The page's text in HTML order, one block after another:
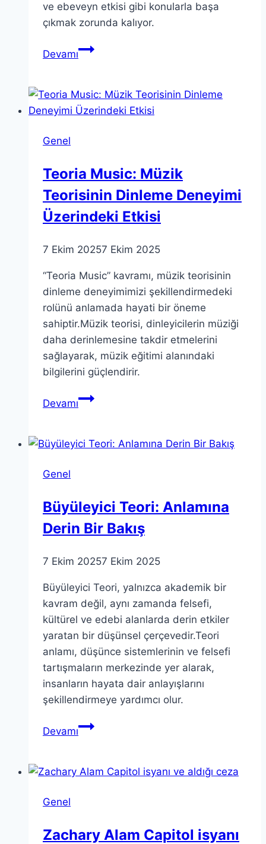
ve ebeveyn etkisi gibi konularla başa
çıkmak zorunda kalıyor.
DevamıÖğretmenlerin
ve
Bilim
Genel
Teoria Music: Müzik
Teorisinin Dinleme Deneyimi
Üzerindeki Etkisi
7 Ekim 20257 Ekim 2025
“Teoria Music” kavramı, müzik teorisinin
dinleme deneyimimizi şekillendirmedeki
rolünü anlamada hayati bir öneme
sahiptir.Müzik teorisi, dinleyicilerin müziği
daha derinlemesine takdir etmelerini
sağlayarak, müzik eğitimi alanındaki
bilgilerini güçlendirir.
DevamıTeoria
Teorisinin
Etkisi
Genel
Büyüleyici Teori: Anlamına
Derin Bir Bakış
7 Ekim 20257 Ekim 2025
Büyüleyici Teori, yalnızca akademik bir
kavram değil, aynı zamanda felsefi,
kültürel ve edebi alanlarda derin etkiler
yaratan bir düşünsel çerçevedir.Teori
anlamı, düşünce sistemlerinin ve felsefi
tartışmaların merkezinde yer alarak,
insanların hayata dair anlayışlarını
şekillendirmeye yardımcı olur.
DevamıBüyüleyici
Derin
Genel
Zachary Alam Capitol isyanı